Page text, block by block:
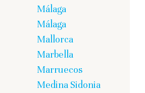
Málaga
Málaga
Mallorca
Marbella
Marruecos
Medina Sidonia